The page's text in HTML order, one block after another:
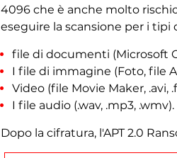
4096 che è anche molto
eseguire la scansione per i tipi
file di documenti (Microsoft
I file di immagine (Foto, file
Video (file Movie Maker, .avi,
I file audio (.wav, .mp3, .wmv).
Dopo la cifratura, l'APT 2.0